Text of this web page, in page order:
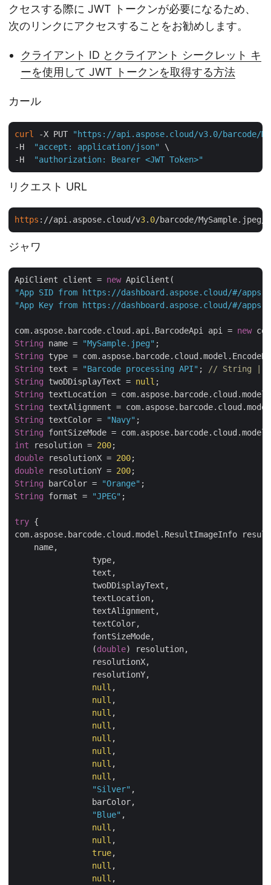
クセスする際に JWT トークンが必要になるため、
次のリンクにアクセスすることをお勧めします。
クライアント ID とクライアント シークレット キ
ーを使用して JWT トークンを取得する方法
カール
curl -X PUT
"https://api.aspose.cloud/v3.0/barcode/
-H
"accept: application/json"
\
-H
"authorization: Bearer <JWT Token>"
リクエスト URL
https ://api.aspose.cloud/v3. 0/barcode/MySample.jpeg/
ジャワ
ApiClient client = new
"App SID from https://dashboard.aspose.cloud/#/apps"
"App Key from https://dashboard.aspose.cloud/#/apps"
com.aspose.barcode.cloud.api.BarcodeApi api = new
String name = "MySample.jpeg"
String
String text = "Barcode processing API" ;
// String |
String twoDDisplayText = null
String
String
String textColor = "Navy"
String
int resolution = 200
double resolutionX = 200
double resolutionY = 200
String barColor = "Orange"
String format = "JPEG" ;
try {
com.aspose.barcode.cloud.model.ResultImageInfo
    name,
		(
double) resolution,
null ,
null ,
null ,
null ,
null ,
null ,
null ,
null ,
"Silver" ,
"Blue" ,
null ,
null ,
true,
null ,
null ,